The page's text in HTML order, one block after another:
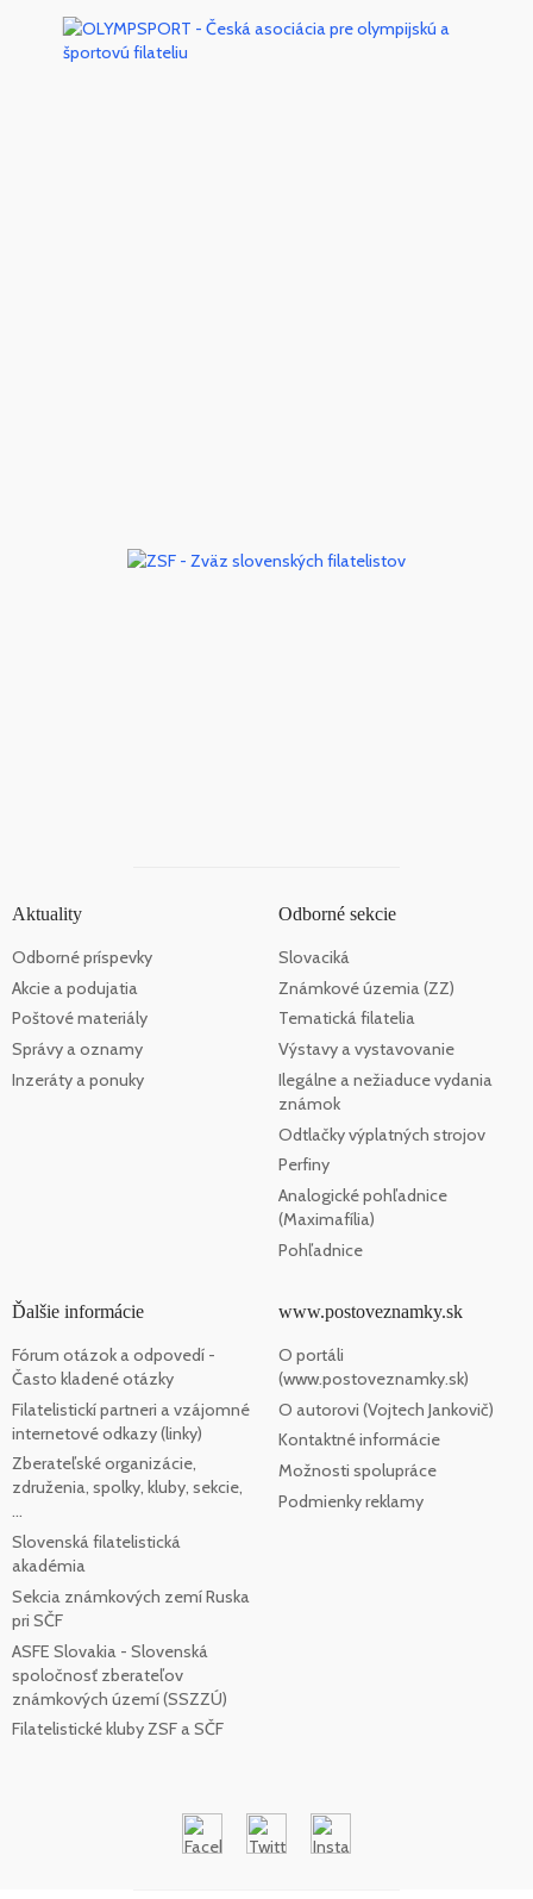
Aktuality
Odborné príspevky
Akcie a podujatia
Poštové materiály
Správy a oznamy
Inzeráty a ponuky
Odborné sekcie
Slovaciká
Známkové územia (ZZ)
Tematická filatelia
Výstavy a vystavovanie
Ilegálne a nežiaduce vydania
známok
Odtlačky výplatných strojov
Perfiny
Analogické pohľadnice
(Maximafília)
Pohľadnice
Ďalšie informácie
Fórum otázok a odpovedí -
Často kladené otázky
Filatelistickí partneri a vzájomné
internetové odkazy (linky)
Zberateľské organizácie,
združenia, spolky, kluby, sekcie,
...
Slovenská filatelistická
akadémia
Sekcia známkových zemí Ruska
pri SČF
ASFE Slovakia - Slovenská
spoločnosť zberateľov
známkových území (SSZZÚ)
Filatelistické kluby ZSF a SČF
www.postoveznamky.sk
O portáli
(www.postoveznamky.sk)
O autorovi (Vojtech Jankovič)
Kontaktné informácie
Možnosti spolupráce
Podmienky reklamy